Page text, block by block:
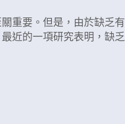
重要。但是，由於缺乏
近的一項研究表明，缺